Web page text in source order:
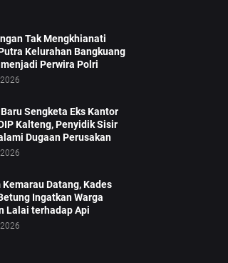
Tak Mengkhianati
Kelurahan Bangkuang
Perwira Polri
Sengketa Eks Kantor
Kalteng, Penyidik Sisir
Dugaan Perusakan
Datang, Kades
Ingatkan Warga
Lalai terhadap Api